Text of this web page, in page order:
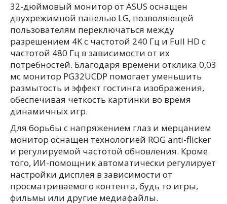
32-дюймовый монитор от ASUS оснащен
двухрежимной панелью LG, позволяющей
пользователям переключаться между
разрешением 4K с частотой 240 Гц и Full HD с
частотой 480 Гц в зависимости от их
потребностей. Благодаря времени отклика 0,03
мс монитор PG32UCDP помогает уменьшить
размытость и эффект гостинга изображения,
обеспечивая четкость картинки во время
динамичных игр.
Для борьбы с напряжением глаз и мерцанием
монитор оснащен технологией ROG anti-flicker
и регулируемой частотой обновления. Кроме
того, ИИ-помощник автоматически регулирует
настройки дисплея в зависимости от
просматриваемого контента, будь то игры,
фильмы или другие медиафайлы.